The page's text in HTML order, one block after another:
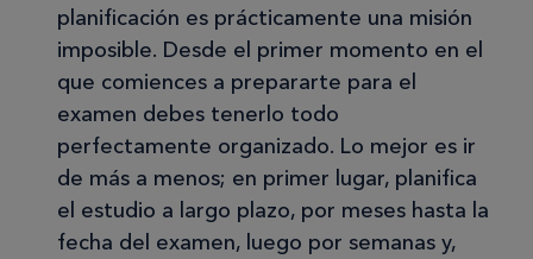
planificación es prácticamente una misión
imposible. Desde el primer momento en el
que comiences a prepararte para el
examen debes tenerlo todo
perfectamente organizado. Lo mejor es ir
de más a menos; en primer lugar, planifica
el estudio a largo plazo, por meses hasta la
fecha del examen, luego por semanas y,